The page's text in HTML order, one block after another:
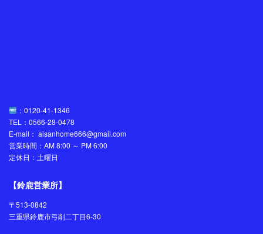
：0120-41-1346
TEL：0566-28-0478
E-mail： aisanhome666@gmail.com
営業時間：AM 8:00 ～ PM 6:00
定休日：土曜日
【鈴鹿営業所】
〒513-0842
三重県鈴鹿市弓削二丁目6-30